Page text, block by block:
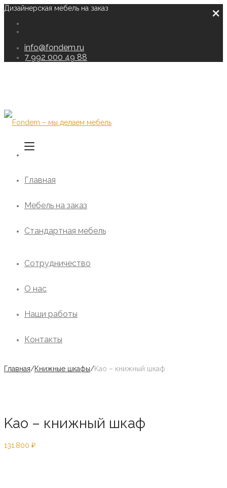
Дизайнерская мебель на заказ
info@fondem.ru
7 992 000 49 88
Главная
Мебель на заказ
Стандартная мебель
Сотрудничество
О нас
Наши работы
Контакты
Главная/Книжные шкафы/Kao – книжный шкаф
Kao – книжный шкаф
131.800 ₽
×